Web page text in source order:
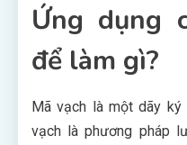
Ứng dụng
để làm gì?
Mã vạch là một dãy
vạch là phương pháp